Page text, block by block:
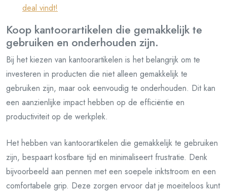
deal vindt!
Koop kantoorartikelen die gemakkelijk te
gebruiken en onderhouden zijn.
Bij het kiezen van kantoorartikelen is het belangrijk om te
investeren in producten die niet alleen gemakkelijk te
gebruiken zijn, maar ook eenvoudig te onderhouden. Dit kan
een aanzienlijke impact hebben op de efficiëntie en
productiviteit op de werkplek.
Het hebben van kantoorartikelen die gemakkelijk te gebruiken
zijn, bespaart kostbare tijd en minimaliseert frustratie. Denk
bijvoorbeeld aan pennen met een soepele inktstroom en een
comfortabele grip. Deze zorgen ervoor dat je moeiteloos kunt